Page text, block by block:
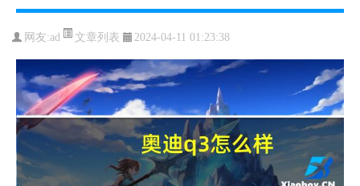
网友:ad 文章列表 2024-04-11 01:23:38